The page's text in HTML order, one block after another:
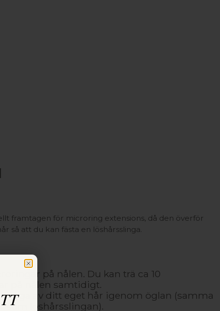
framtagen för microring extensions, då den överför
så att du kan fästa en löshårsslinga.
på nålen. Du kan trä ca 10
på nålen samtidigt.
slinga av ditt eget hår igenom öglan (samma
som löshårsslingan).